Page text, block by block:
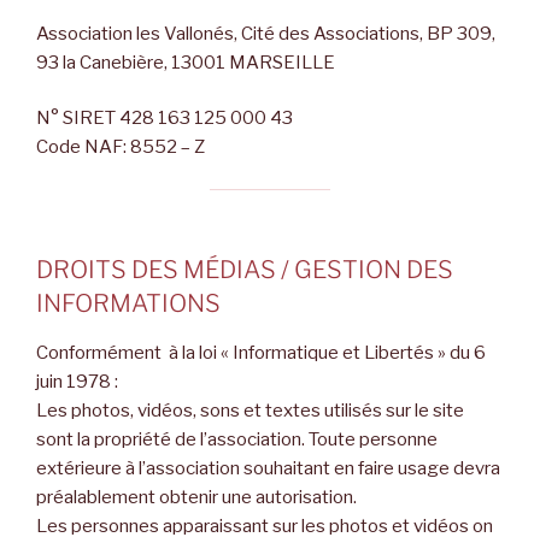
Association les Vallonés, Cité des Associations, BP 309,
93 la Canebière, 13001 MARSEILLE
N° SIRET 428 163 125 000 43
Code NAF: 8552 – Z
DROITS DES MÉDIAS / GESTION DES
INFORMATIONS
Conformément à la loi « Informatique et Libertés » du 6
juin 1978 :
Les photos, vidéos, sons et textes utilisés sur le site
sont la propriété de l’association. Toute personne
extérieure à l’association souhaitant en faire usage devra
préalablement obtenir une autorisation.
Les personnes apparaissant sur les photos et vidéos on